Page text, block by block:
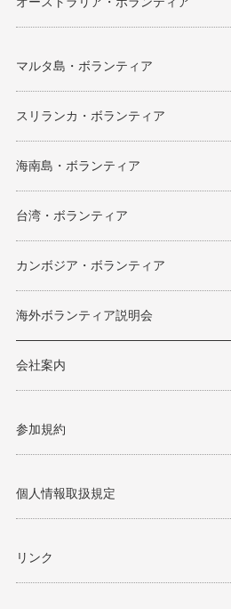
マルタ島・ボランティア
スリランカ・ボランティア
海南島・ボランティア
台湾・ボランティア
カンボジア・ボランティア
海外ボランティア説明会
会社案内
参加規約
個人情報取扱規定
リンク